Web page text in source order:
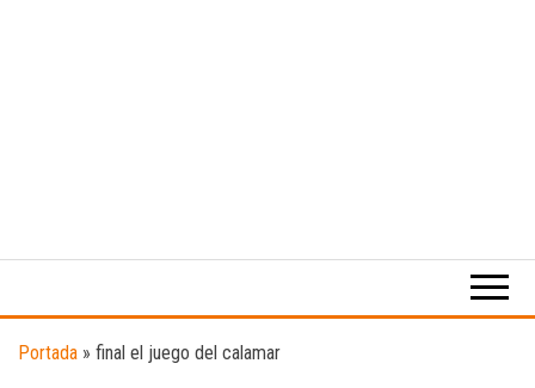
digital
Portada » final el juego del calamar